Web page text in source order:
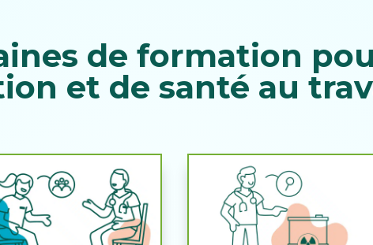
de formation
et de santé au